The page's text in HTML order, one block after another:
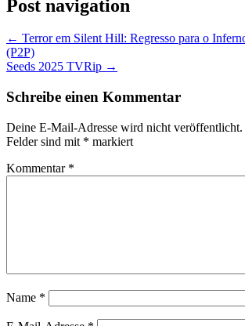
Post navigation
← Terror em Silent Hill: Regresso para o
(P2P)
Seeds 2025 TVRip →
Schreibe einen Kommentar
Deine E-Mail-Adresse wird nicht veröffentlicht.
Felder sind mit * markiert
Kommentar *
Name *